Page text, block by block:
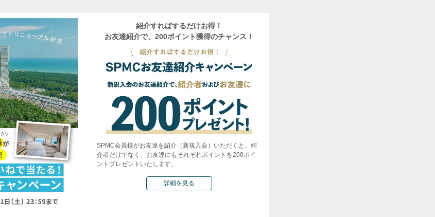
紹介すればするだけお得！
お友達紹介で、200ポイント獲得のチャンス！
SPMC会員様がお友達を紹介（新規入会）いただくと、紹
介者だけでなく、お友達にもそれぞれポイントを200ポイ
ントプレゼントいたします。
詳細を見る